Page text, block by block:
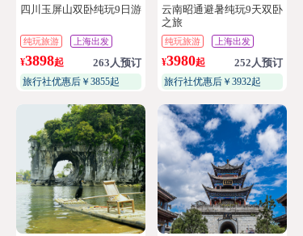
四川玉屏山双卧纯玩9日游
纯玩旅游 上海出发
¥3898起 263人预订
旅行社优惠后￥3855起
云南昭通避暑纯玩9天双卧
之旅
纯玩旅游 上海出发
¥3980起 252人预订
旅行社优惠后￥3932起